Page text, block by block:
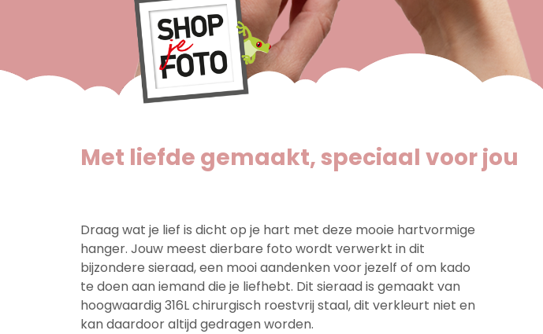
Met liefde gemaakt, speciaal voor jou
Draag wat je lief is dicht op je hart met deze mooie hartvormige
hanger. Jouw meest dierbare foto wordt verwerkt in dit
bijzondere sieraad, een mooi aandenken voor jezelf of om kado
te doen aan iemand die je liefhebt. Dit sieraad is gemaakt van
hoogwaardig 316L chirurgisch roestvrij staal, dit verkleurt niet en
kan daardoor altijd gedragen worden.